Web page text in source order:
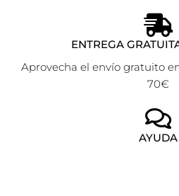
ENTREGA
Aprovecha el envío gratuito
70€
AYUDA